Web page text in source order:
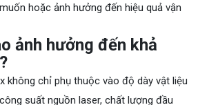
hoặc ảnh hưởng đến hiệu quả vận
ảnh hưởng đến khả
không chỉ phụ thuộc vào độ dày vật liệu
suất nguồn laser, chất lượng đầu